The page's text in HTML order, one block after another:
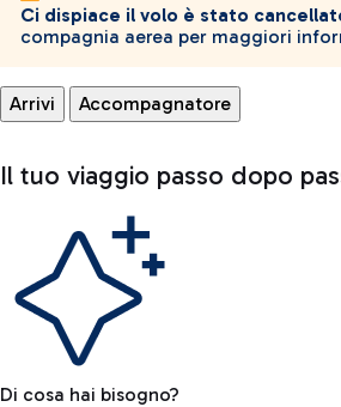
Ci dispiace il volo è stato
compagnia aerea per maggiori
Arrivi Accompagnatore
Il tuo viaggio passo dopo
Di cosa hai bisogno?